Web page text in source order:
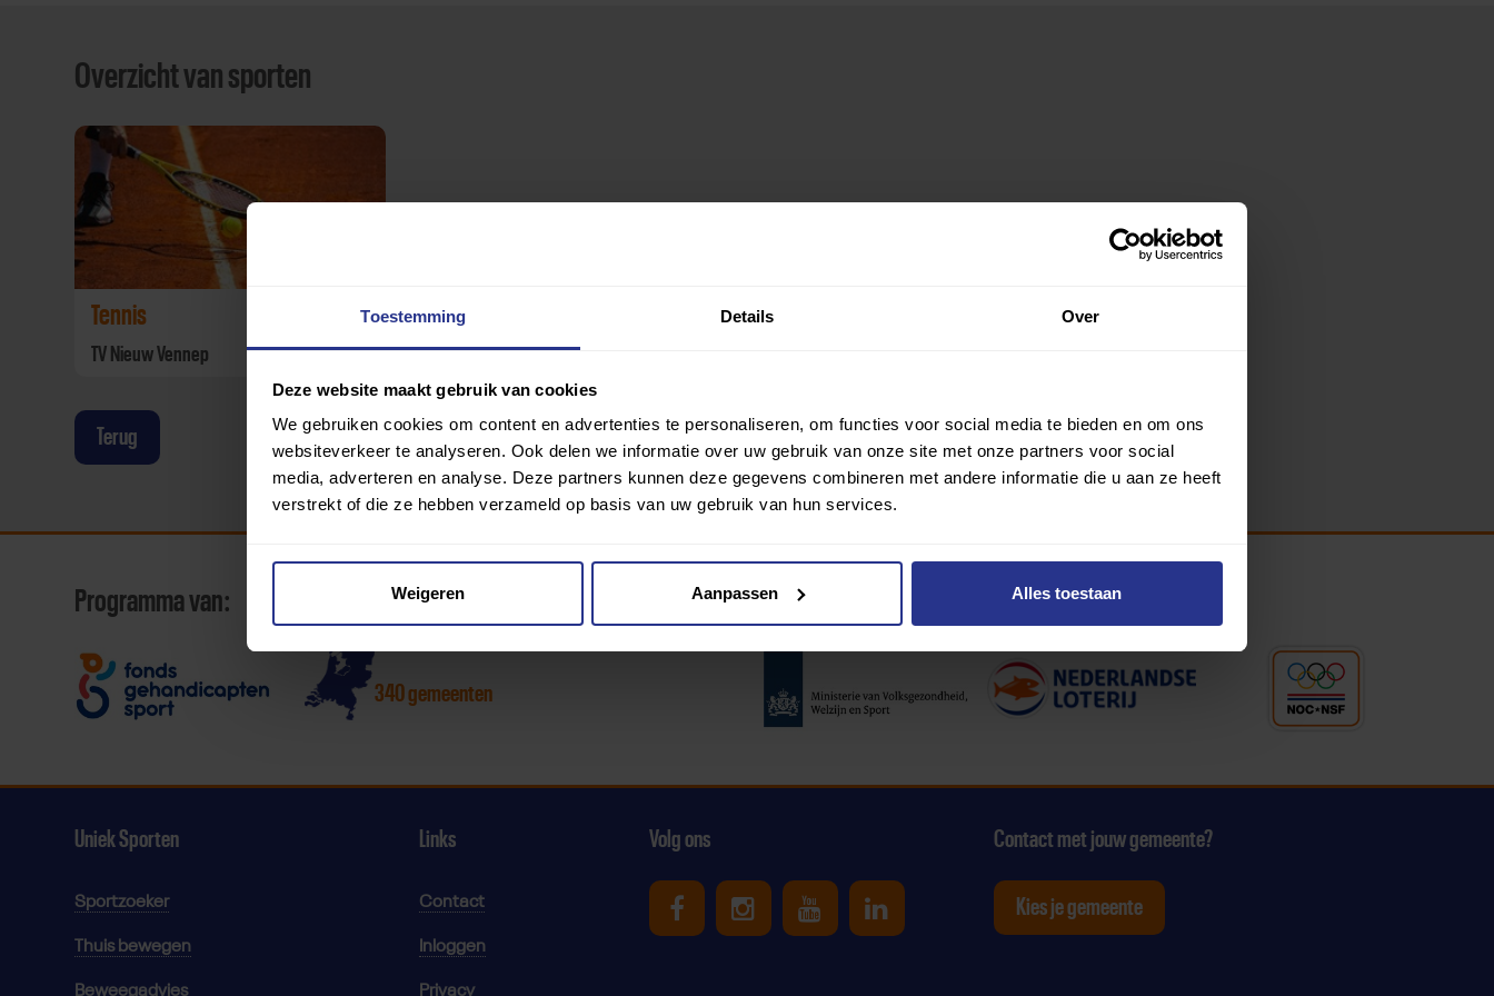
Toestemming Details Over
Deze website maakt gebruik van cookies
We gebruiken cookies om content en advertenties te personaliseren, om functies voor social media te bieden en om ons
websiteverkeer te analyseren. Ook delen we informatie over uw gebruik van onze site met onze partners voor social
media, adverteren en analyse. Deze partners kunnen deze gegevens combineren met andere informatie die u aan ze heeft
verstrekt of die ze hebben verzameld op basis van uw gebruik van hun services.
Weigeren Aanpassen Alles toestaan
Overzicht van sporten
Tennis
TV Nieuw Vennep
Terug
Programma van:
340 gemeenten
Partners:
Uniek Sporten
Sportzoeker
Thuis bewegen
Beweegadvies
Links
Contact
Inloggen
Privacy
Volg ons
Uniek Sporten op Facebook
Uniek Sporten op Instagram
Uniek Sporten op Youtube
Uniek Sporten op Linkedin
Contact met jouw gemeente?
Kies je gemeente